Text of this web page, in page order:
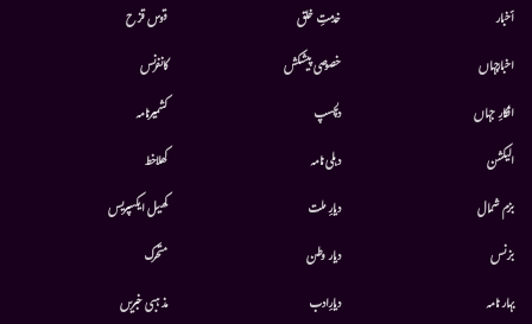
أخبار
اخبارجہاں
افکارِ جہاں
الیکشن
بزم شمال
بزنس
بہار نامہ
خدمتِ خلق
خصوصی پیشکش
دلچسپ
دہلی نامہ
دیارِ ملت
دیار وطن
دیارِادب
قوس قزح
کانفرنس
کشمیرنامہ
کھلاخط
کھیل ایکسپریس
متحرك
مذہبی خبریں